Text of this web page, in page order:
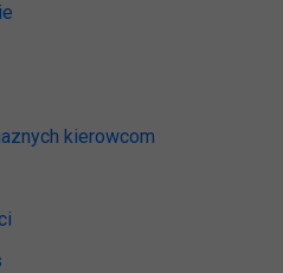
kierowcom